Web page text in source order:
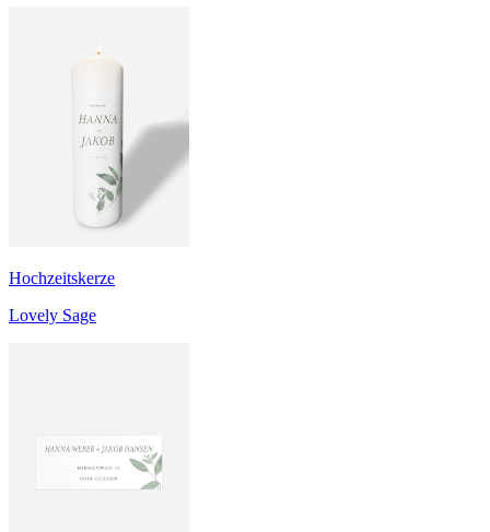
Hochzeitskerze
Lovely Sage